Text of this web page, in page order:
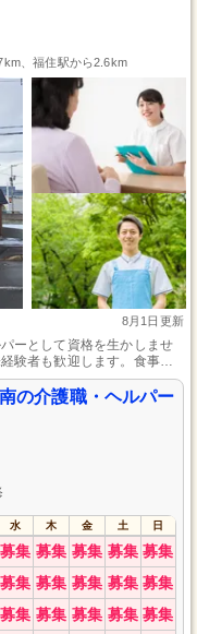
、福住駅から2.6km
8月1日更新
ーとして資格を生かしませ
験者も歓迎します。食事や
きる環境を整えています。
ートも充実させられます。
の介護職・ヘルパー
水 木 金 土 日
募集 募集 募集 募集 募集
募集 募集 募集 募集 募集
募集 募集 募集 募集 募集